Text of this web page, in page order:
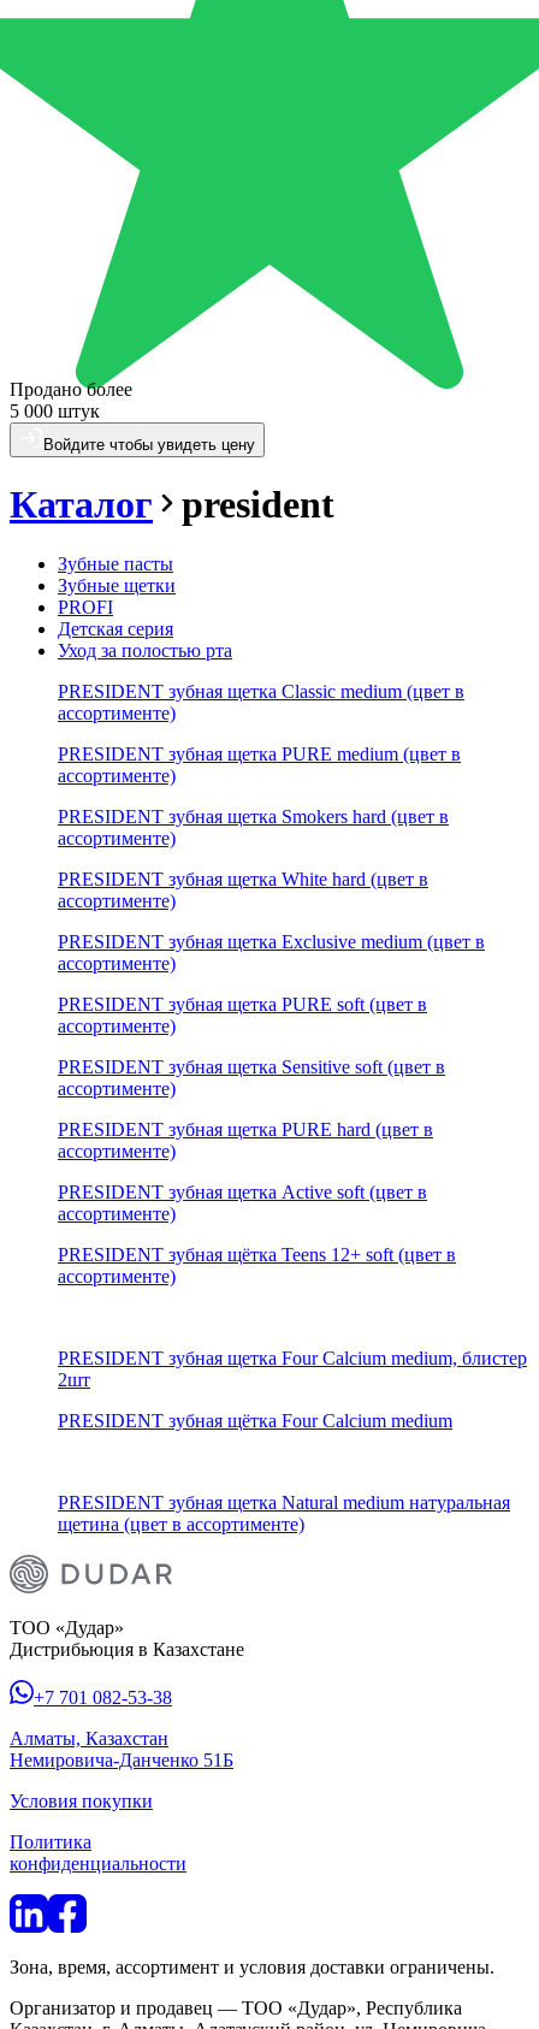
Продано более
5 000 штук
Войдите чтобы увидеть цену
Каталог president
Зубные пасты
Зубные щетки
PROFI
Детская серия
Уход за полостью рта
PRESIDENT зубная щетка Classic medium (цвет в
ассортименте)
PRESIDENT зубная щетка PURE medium (цвет в
ассортименте)
PRESIDENT зубная щетка Smokers hard (цвет в
ассортименте)
PRESIDENT зубная щетка White hard (цвет в
ассортименте)
PRESIDENT зубная щетка Exclusive medium (цвет в
ассортименте)
PRESIDENT зубная щетка PURE soft (цвет в
ассортименте)
PRESIDENT зубная щетка Sensitive soft (цвет в
ассортименте)
PRESIDENT зубная щетка PURE hard (цвет в
ассортименте)
PRESIDENT зубная щетка Active soft (цвет в
ассортименте)
PRESIDENT зубная щётка Teens 12+ soft (цвет в
ассортименте)
PRESIDENT зубная щетка Four Calcium medium, блистер
2шт
PRESIDENT зубная щётка Four Calcium medium
PRESIDENT зубная щетка Natural medium натуральная
щетина (цвет в ассортименте)
ТОО «Дудар»
Дистрибьюция в Казахстане
+7 701 082-53-38
Алматы, Казахстан
Немировича-Данченко 51Б
Условия покупки
Политика
конфиденциальности
Зона, время, ассортимент и условия доставки ограничены.
Организатор и продавец — ТОО «Дудар», Республика